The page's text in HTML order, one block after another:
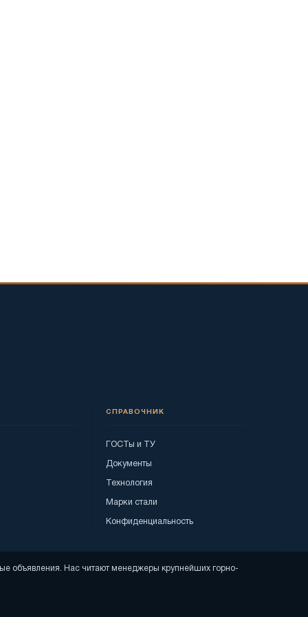
СПРАВОЧНИК
ГОСТы и ТУ
Документы
Технология
Марки стали
Конфиденциальность
объявления. Нас читают менеджеры крупнейших горно-